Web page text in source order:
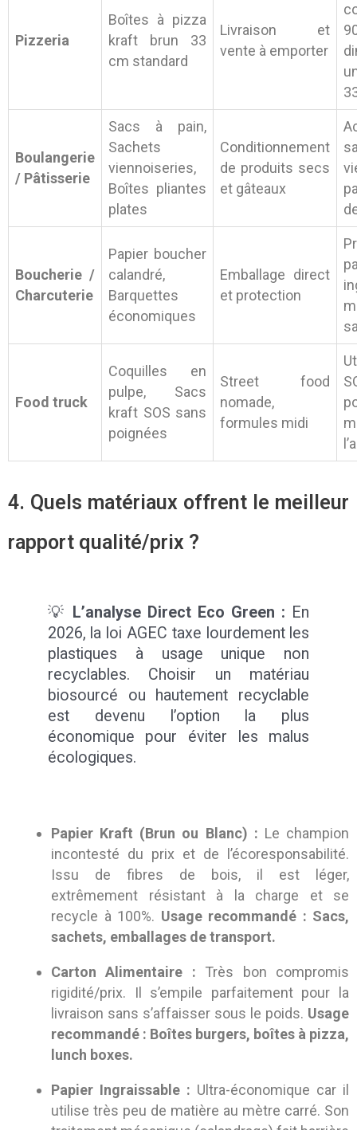
Pizzeria
Boîtes à pizza
kraft brun 33
cm standard
Livraison et
vente à emporter
Boulangerie
/ Pâtisserie
Sacs à pain,
Sachets
viennoiseries,
Boîtes pliantes
plates
Conditionnement
de produits secs
et gâteaux
Boucherie /
Charcuterie
Papier boucher
calandré,
Barquettes
économiques
Emballage direct
et protection
Food truck
Coquilles en
pulpe, Sacs
kraft SOS sans
poignées
Street food
nomade,
formules midi
4. Quels matériaux offrent le meilleur
rapport qualité/prix ?
💡 L’analyse Direct Eco Green : En
2026, la loi AGEC taxe lourdement les
plastiques à usage unique non
recyclables. Choisir un matériau
biosourcé ou hautement recyclable
est devenu l’option la plus
économique pour éviter les malus
écologiques.
Papier Kraft (Brun ou Blanc) : Le champion
incontesté du prix et de l’écoresponsabilité.
Issu de fibres de bois, il est léger,
extrêmement résistant à la charge et se
recycle à 100%. Usage recommandé : Sacs,
sachets, emballages de transport.
Carton Alimentaire : Très bon compromis
rigidité/prix. Il s’empile parfaitement pour la
livraison sans s’affaisser sous le poids. Usage
recommandé : Boîtes burgers, boîtes à pizza,
lunch boxes.
Papier Ingraissable : Ultra-économique car il
utilise très peu de matière au mètre carré. Son